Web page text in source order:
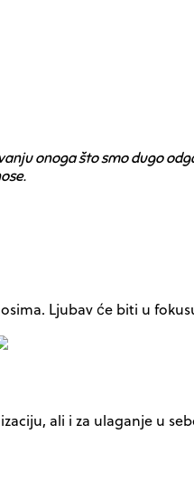
onoga što smo dugo
Ljubav će biti u
ali i za ulaganje u